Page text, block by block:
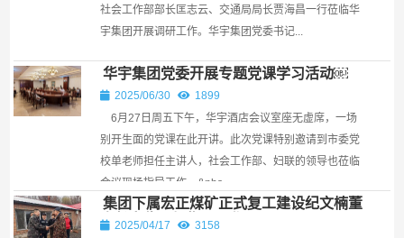
社会工作部部长匡志云、交通局局长贾海昌一行莅临华
宇集团开展调研工作。华宇集团党委书记...
华宇集团党委开展专题党课学习活动￼
2025/06/30
1899
6月27日周五下午，华宇酒店会议室座无虚席，一场
别开生面的党课在此开讲。此次党课特别邀请到市委党
校单老师担任主讲人，社会工作部、妇联的领导也莅临
会议现场指导工作。​ &nbs...
集团下属宏正煤矿正式复工建设纪文楠董
事长亲临现场指导工作￼
2025/04/17
3158